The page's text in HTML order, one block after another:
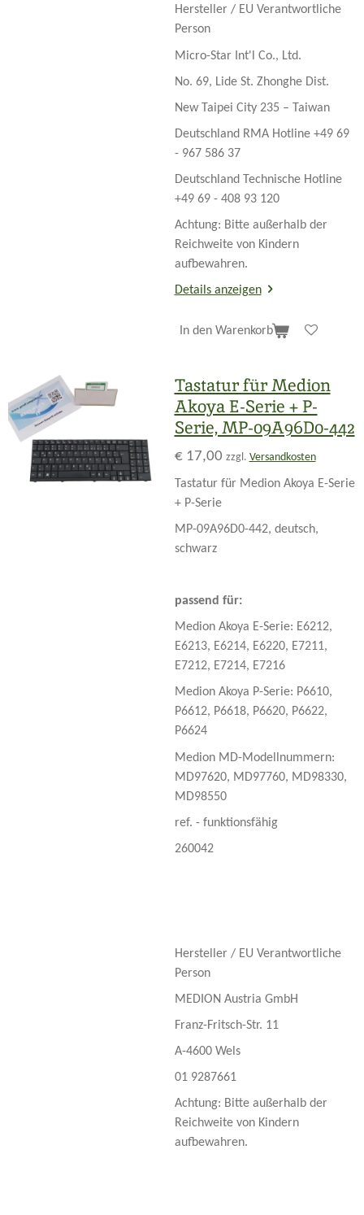
Hersteller / EU Verantwortliche
Person
Micro-Star Int'l Co., Ltd.
No. 69, Lide St. Zhonghe Dist.
New Taipei City 235 – Taiwan
Deutschland RMA Hotline +49 69
- 967 586 37
Deutschland Technische Hotline
+49 69 - 408 93 120
Achtung: Bitte außerhalb der
Reichweite von Kindern
aufbewahren.
Details anzeigen
In den Warenkorb
Tastatur für Medion
Akoya E-Serie + P-
Serie, MP-09A96D0-442
€ 17,00 zzgl. Versandkosten
Tastatur für Medion Akoya E-Serie
+ P-Serie
MP-09A96D0-442, deutsch,
schwarz
passend für:
Medion Akoya E-Serie: E6212,
E6213, E6214, E6220, E7211,
E7212, E7214, E7216
Medion Akoya P-Serie: P6610,
P6612, P6618, P6620, P6622,
P6624
Medion MD-Modellnummern:
MD97620, MD97760, MD98330,
MD98550
ref. - funktionsfähig
260042
Hersteller / EU Verantwortliche
Person
MEDION Austria GmbH
Franz-Fritsch-Str. 11
A-4600 Wels
01 9287661
Achtung: Bitte außerhalb der
Reichweite von Kindern
aufbewahren.